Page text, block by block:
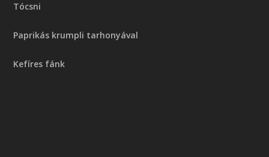
Tócsni
Paprikás krumpli tarhonyával
Kefíres fánk